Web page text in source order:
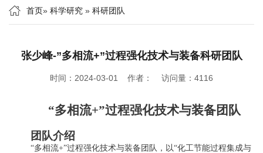
首页» 科学研究 » 科研团队
张少峰-”多相流+”过程强化技术与装备科研团队
时间：2024-03-01 作者： 访问量： 4116
“多相流+”过程强化技术与装备团队
团队介绍
“多相流+”过程强化技术与装备团队，以“化工节能过程集成与